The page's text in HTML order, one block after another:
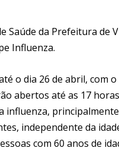
Saúde da Prefeitura de
Influenza.
o dia 26 de abril, com
abertos até as 17
influenza,
independente da
com 60 anos de